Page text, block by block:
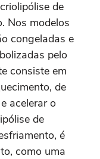
de
Nos modelos
congeladas e
pelo
consiste em
de
acelerar o
de
é
como uma